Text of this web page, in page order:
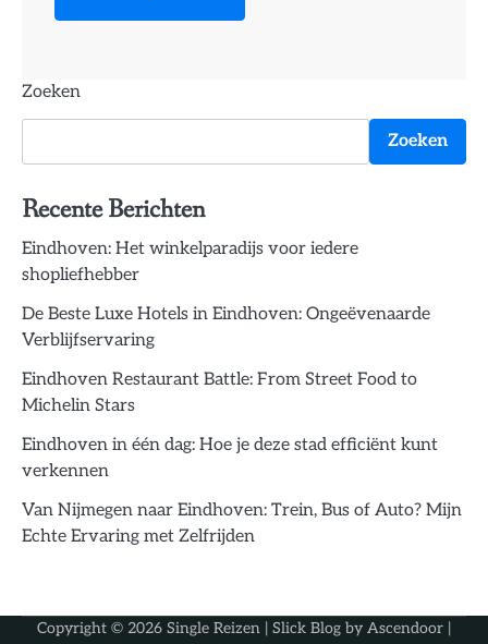
Zoeken
Zoeken
Recente Berichten
Eindhoven: Het winkelparadijs voor iedere
shopliefhebber
De Beste Luxe Hotels in Eindhoven: Ongeëvenaarde
Verblijfservaring
Eindhoven Restaurant Battle: From Street Food to
Michelin Stars
Eindhoven in één dag: Hoe je deze stad efficiënt kunt
verkennen
Van Nijmegen naar Eindhoven: Trein, Bus of Auto? Mijn
Echte Ervaring met Zelfrijden
Copyright © 2026 Single Reizen | Slick Blog by Ascendoor |